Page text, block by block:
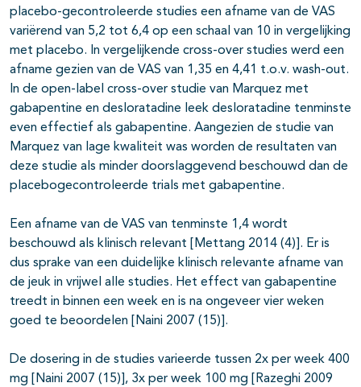
placebo-gecontroleerde studies een afname van de VAS
variërend van 5,2 tot 6,4 op een schaal van 10 in vergelijking
met placebo. In vergelijkende cross-over studies werd een
afname gezien van de VAS van 1,35 en 4,41 t.o.v. wash-out.
In de open-label cross-over studie van Marquez met
gabapentine en desloratadine leek desloratadine tenminste
even effectief als gabapentine. Aangezien de studie van
Marquez van lage kwaliteit was worden de resultaten van
deze studie als minder doorslaggevend beschouwd dan de
placebogecontroleerde trials met gabapentine.
Een afname van de VAS van tenminste 1,4 wordt
beschouwd als klinisch relevant [Mettang 2014 (4)]. Er is
dus sprake van een duidelijke klinisch relevante afname van
de jeuk in vrijwel alle studies. Het effect van gabapentine
treedt in binnen een week en is na ongeveer vier weken
goed te beoordelen [Naini 2007 (15)].
De dosering in de studies varieerde tussen 2x per week 400
mg [Naini 2007 (15)], 3x per week 100 mg [Razeghi 2009